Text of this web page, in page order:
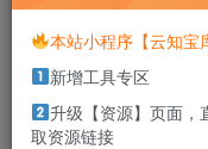
本站部分资源打
解压密码，如果你
击解压密码查看
本站小程序【云知宝
新增工具专区
升级【资源】页面，
取资源链接